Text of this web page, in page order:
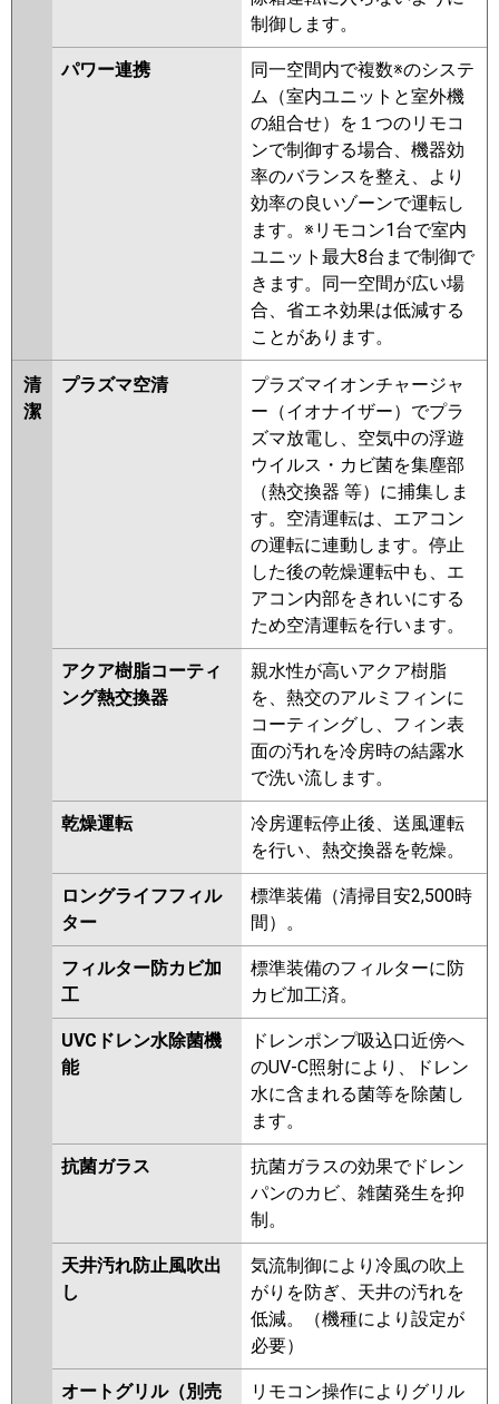
PLZ-ERMP80EV PLZ-
ERMP80ELEV PLZ-ERMP80EEV
PLZ-ERMP80ELER PLZ-
ERMP80EER PLZ-ERMP80ER
RCI-GP80RHN5 RCI-GP80RSH11
RCI-GP80RHN4 RCI-GP80RSH9
RCI-GP80RHN3 RCI-GP80RSH8
RCI-GP80RHN2 RCI-GP80RSH7
RCI-GP80RHN1 RCI-GP80RSH6
RCI-GP80RSH5
RCI-GP80RHN
RCI-GP80RSH4 RCI-AP80HN9
RCI-GP80RSH3 RCI-GP80RSH2
三菱重工 FDTV806H6S-airf FDTV806H6S
FDTV806H6S-rak FDTV806H6S-
FDTV805HB5SA-airf
FDTV805HB5SA FDTV805HB5SA-
FDTV805HB5SA-rak
FDTK805H5SA FDTK805H5SA-osj
FDTK805H5SA-rak
FDTK805H5SA-airf
FDTV805H5SA-airf
FDTV805H5SA FDTV805H5SA-osj
FDTV805H5SA-rak FDTK805H5S-
osj
FDTK805H5S-rak
FDTK805H5S-airf FDTK805H5S
FDTV805H5S-osj FDTV805H5S-
FDTV805H5S-airf
FDTV805H5S-airflex FDTV805H5S
FDTV805H5S-rakuri-na
PA-P80U7KNBX
PA-P80U7HNBX
PA-P80U7KNB PA-P80U7KB PA-
P80U7HNB
PA-P80U7HB PA-
P80U7KN PA-P80U7K
P80U7H PA-P80U7HN PA-
P80U6KB PA-P80U6KNB
P80U6CNB PA-P80U6CB PA-
P80U6HB PA-P80U6HNB PA-
P80U6K PA-P80U6KN PA-
P80U6H PA-P80U6HN
制御します。
パワー連携
同一空間内で複数※のシステ
ム（室内ユニットと室外機
の組合せ）を１つのリモコ
ンで制御する場合、機器効
率のバランスを整え、より
効率の良いゾーンで運転し
ます。※リモコン1台で室内
ユニット最大8台まで制御で
きます。同一空間が広い場
合、省エネ効果は低減する
ことがあります。
清
潔
プラズマ空清
プラズマイオンチャージャ
ー（イオナイザー）でプラ
ズマ放電し、空気中の浮遊
ウイルス・カビ菌を集塵部
（熱交換器 等）に捕集しま
す。空清運転は、エアコン
の運転に連動します。停止
した後の乾燥運転中も、エ
アコン内部をきれいにする
ため空清運転を行います。
アクア樹脂コーティ
ング熱交換器
親水性が高いアクア樹脂
を、熱交のアルミフィンに
コーティングし、フィン表
面の汚れを冷房時の結露水
で洗い流します。
乾燥運転
冷房運転停止後、送風運転
を行い、熱交換器を乾燥。
ロングライフフィル
ター
標準装備（清掃目安2,500時
間）。
フィルター防カビ加
工
標準装備のフィルターに防
カビ加工済。
UVCドレン水除菌機
能
ドレンポンプ吸込口近傍へ
のUV-C照射により、ドレン
水に含まれる菌等を除菌し
ます。
抗菌ガラス
抗菌ガラスの効果でドレン
パンのカビ、雑菌発生を抑
制。
天井汚れ防止風吹出
し
気流制御により冷風の吹上
がりを防ぎ、天井の汚れを
低減。（機種により設定が
必要）
オートグリル（別売
リモコン操作によりグリル